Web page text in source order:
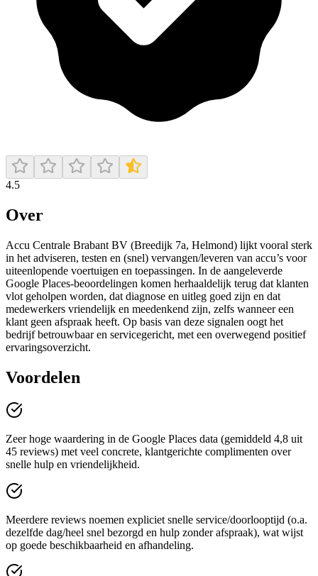
4.5
Over
Accu Centrale Brabant BV (Breedijk 7a, Helmond) lijkt vooral sterk
in het adviseren, testen en (snel) vervangen/leveren van accu’s voor
uiteenlopende voertuigen en toepassingen. In de aangeleverde
Google Places-beoordelingen komen herhaaldelijk terug dat klanten
vlot geholpen worden, dat diagnose en uitleg goed zijn en dat
medewerkers vriendelijk en meedenkend zijn, zelfs wanneer een
klant geen afspraak heeft. Op basis van deze signalen oogt het
bedrijf betrouwbaar en servicegericht, met een overwegend positief
ervaringsoverzicht.
Voordelen
Zeer hoge waardering in de Google Places data (gemiddeld 4,8 uit
45 reviews) met veel concrete, klantgerichte complimenten over
snelle hulp en vriendelijkheid.
Meerdere reviews noemen expliciet snelle service/doorlooptijd (o.a.
dezelfde dag/heel snel bezorgd en hulp zonder afspraak), wat wijst
op goede beschikbaarheid en afhandeling.